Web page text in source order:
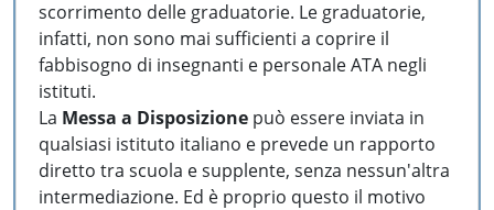
scorrimento delle graduatorie. Le graduatorie,
infatti, non sono mai sufficienti a coprire il
fabbisogno di insegnanti e personale ATA negli
istituti.
La Messa a Disposizione può essere inviata in
qualsiasi istituto italiano e prevede un rapporto
diretto tra scuola e supplente, senza nessun'altra
intermediazione. Ed è proprio questo il motivo